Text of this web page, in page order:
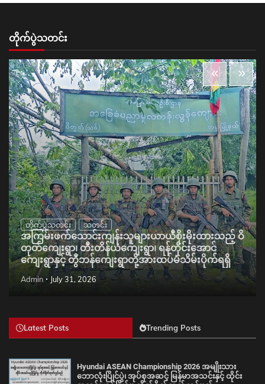
တိုက်ပွဲသတင်း
တိုက်ပွဲသတင်း သတင်း
အကြမ်းဖက်သောင်းကျန်းသူများယာယီစိုးမိုးထားသည့် ဝိ
တုတ်ကျေးရွာ၊ တီးတိန်ယံကျေးရွာ၊ ရန်တိုင်းအောင်
ကျေးရွာနှင့် တွီဘန်ကျေးရွာတို့အားထပ်မံသိမ်းပိုက်ရရှိ
Admin July 31, 2026
Latest Posts Trending Posts
Hyundai ASEAN Championship 2026 အမျိုးသား
ဘောလုံးပြိုင်ပွဲ၊ အုပ်စုအဆင့် မြန်မာအသင်းနှင့် ထိုင်း